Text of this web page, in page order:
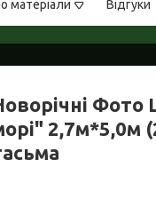
матеріали Відгуки
2,7м*5,0м